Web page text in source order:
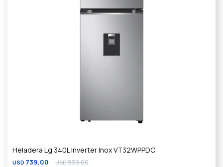
Heladera Lg 340L Inverter Inox VT32WPPDC
USD 739,00 USD839,00